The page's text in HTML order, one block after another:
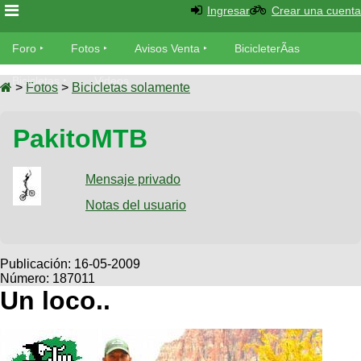
Foro
Foro
MecÃ¡nica
Fotos
SUBÃ
Galeria
Bicicletas
Viajes
Descenso
Dirt
Avisos
Ventas
SUBÃ
Buscar
Ultimos
Fotos
BicicleterÃ­
Bicicletas
Videos
Ingresar Crear una cuenta
Foro Fotos Avisos Venta BicicleterÃ­as
Bicicletas Videos
> Fotos > Bicicletas solamente
PakitoMTB
Mensaje privado
Notas del usuario
Publicación: 16-05-2009
Número: 187011
Un loco..